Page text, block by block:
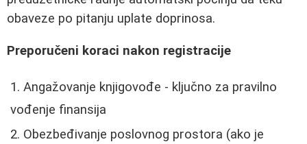
obaveze po pitanju uplate doprinosa.
Preporučeni koraci nakon registracije
Angažovanje knjigovođe - ključno za pravilno
vođenje finansija
Obezbeđivanje poslovnog prostora (ako je